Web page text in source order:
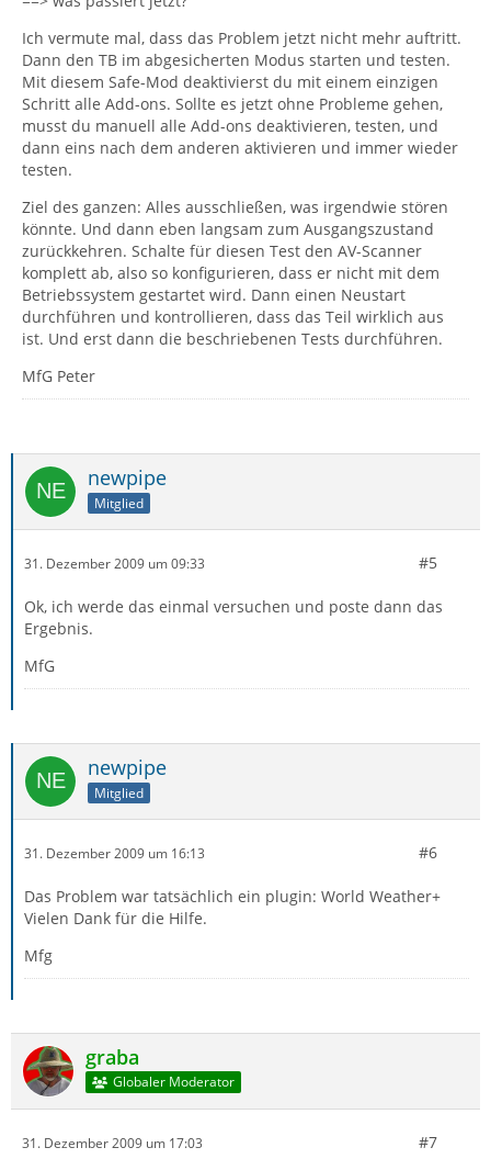
Ich vermute mal, dass das Problem jetzt nicht mehr auftritt.
Dann den TB im abgesicherten Modus starten und testen.
Mit diesem Safe-Mod deaktivierst du mit einem einzigen
Schritt alle Add-ons. Sollte es jetzt ohne Probleme gehen,
musst du manuell alle Add-ons deaktivieren, testen, und
dann eins nach dem anderen aktivieren und immer wieder
testen.
Ziel des ganzen: Alles ausschließen, was irgendwie stören
könnte. Und dann eben langsam zum Ausgangszustand
zurückkehren. Schalte für diesen Test den AV-Scanner
komplett ab, also so konfigurieren, dass er nicht mit dem
Betriebssystem gestartet wird. Dann einen Neustart
durchführen und kontrollieren, dass das Teil wirklich aus
ist. Und erst dann die beschriebenen Tests durchführen.
MfG Peter
newpipe
Mitglied
31. Dezember 2009 um 09:33 #5
Ok, ich werde das einmal versuchen und poste dann das
Ergebnis.
MfG
newpipe
Mitglied
31. Dezember 2009 um 16:13 #6
Das Problem war tatsächlich ein plugin: World Weather+
Vielen Dank für die Hilfe.
Mfg
graba
Globaler Moderator
31. Dezember 2009 um 17:03 #7